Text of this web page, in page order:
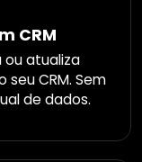
CRM
ou atualiza
CRM. Sem
de dados.